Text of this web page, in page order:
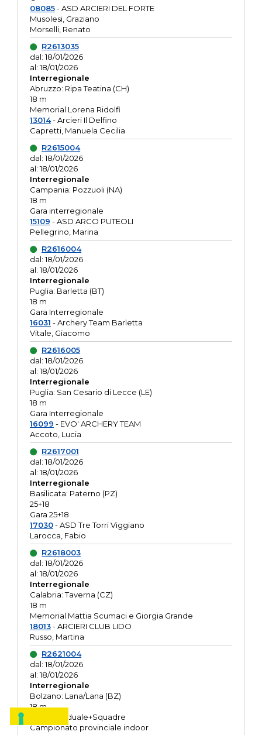
08085- ASD ARCIERI DEL FORTE
Musolesi, Graziano
Morselli, Renato
R2613035
dal: 18/01/2026
al: 18/01/2026
Interregionale
Abruzzo: Ripa Teatina (CH)
18 m
Memorial Lorena Ridolfi
13014- Arcieri Il Delfino
Capretti, Manuela Cecilia
R2615004
dal: 18/01/2026
al: 18/01/2026
Interregionale
Campania: Pozzuoli (NA)
18 m
Gara interregionale
15109 - ASD ARCO PUTEOLI
Pellegrino, Marina
R2616004
dal: 18/01/2026
al: 18/01/2026
Interregionale
Puglia: Barletta (BT)
18 m
Gara Interregionale
16031 - Archery Team Barletta
Vitale, Giacomo
R2616005
dal: 18/01/2026
al: 18/01/2026
Interregionale
Puglia: San Cesario di Lecce (LE)
18 m
Gara Interregionale
16099 - EVO' ARCHERY TEAM
Accoto, Lucia
R2617001
dal: 18/01/2026
al: 18/01/2026
Interregionale
Basilicata: Paterno (PZ)
25+18
Gara 25+18
17030- ASD Tre Torri Viggiano
Larocca, Fabio
R2618003
dal: 18/01/2026
al: 18/01/2026
Interregionale
Calabria: Taverna (CZ)
18 m
Memorial Mattia Scumaci e Giorgia Grande
18013- ARCIERI CLUB LIDO
Russo, Martina
R2621004
dal: 18/01/2026
al: 18/01/2026
Interregionale
Bolzano: Lana/Lana (BZ)
18 m
O.R. Individuale+Squadre
Campionato provinciale indoor